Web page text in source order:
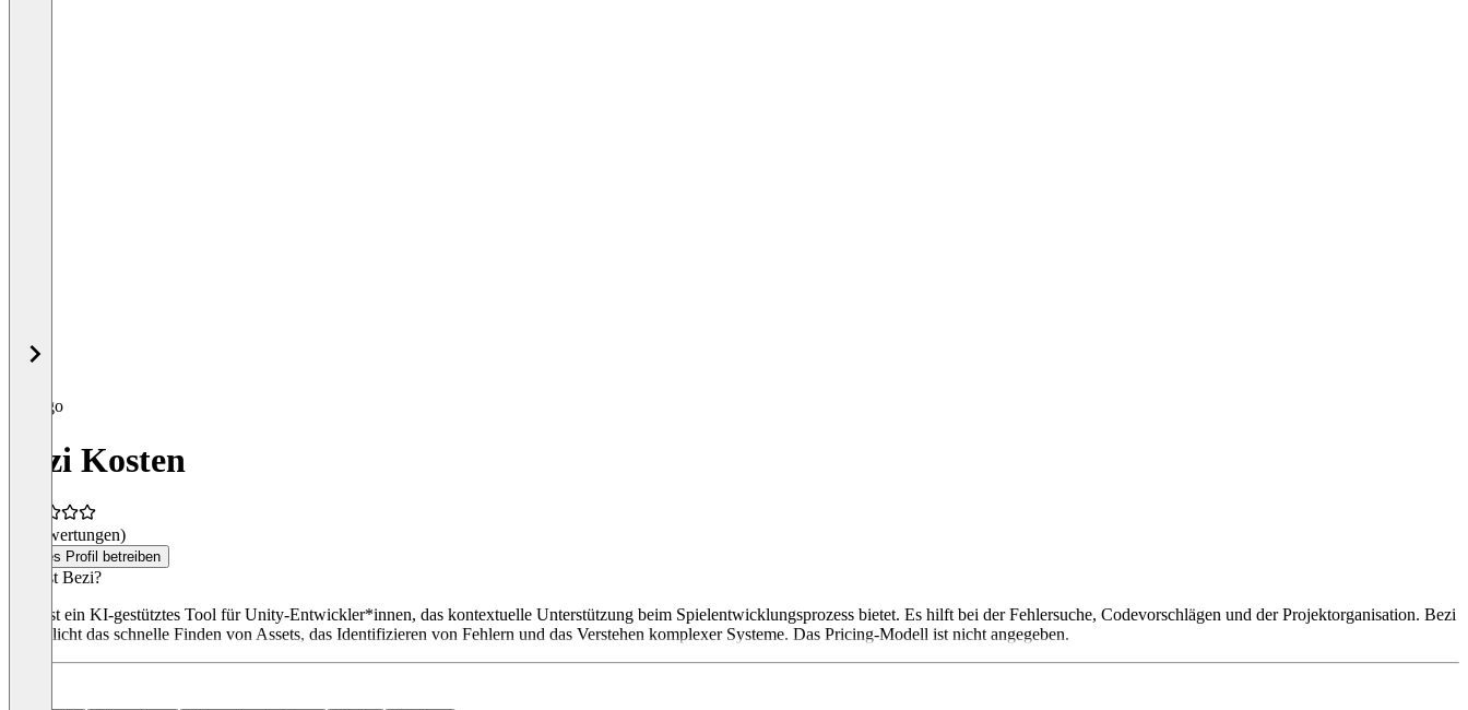
Bezi Kosten
(0 Bewertungen)
Dieses Profil betreiben
Was ist Bezi?
Bezi ist ein KI-gestütztes Tool für Unity-Entwickler*innen, das kontextuelle Unterstützung beim Spielentwicklungsprozess bietet. Es hilft bei der Fehlersuche, Codevorschlägen und der Projektorganisation. Bezi
ermöglicht das schnelle Finden von Assets, das Identifizieren von Fehlern und das Verstehen komplexer Systeme. Das Pricing-Modell ist nicht angegeben.